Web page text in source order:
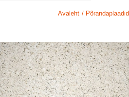
Avaleht / Põrandaplaadid